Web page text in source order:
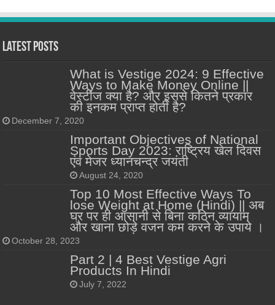
Latest Posts
What is Vestige 2024: 9 Effective
Ways to Make Money Online ||
वेस्टीज क्या है? और इससे कितने प्रकार
की इनकम प्राप्त होती है?
December 7, 2020
Important Objectives of National
Sports Day 2023: राष्ट्रिय खेल दिवस
एंव मेजर ध्यानचन्द्र जयंती
August 24, 2020
Top 10 Most Effective Ways To
lose Weight at Home (Hindi) || अब
घर पर ही आसानी से बिना कठिन व्यायाम
और खाना छोड़े वजन कम करने के उपाये ।
October 28, 2023
Part 2 | 4 Best Vestige Agri
Products In Hindi
July 7, 2022